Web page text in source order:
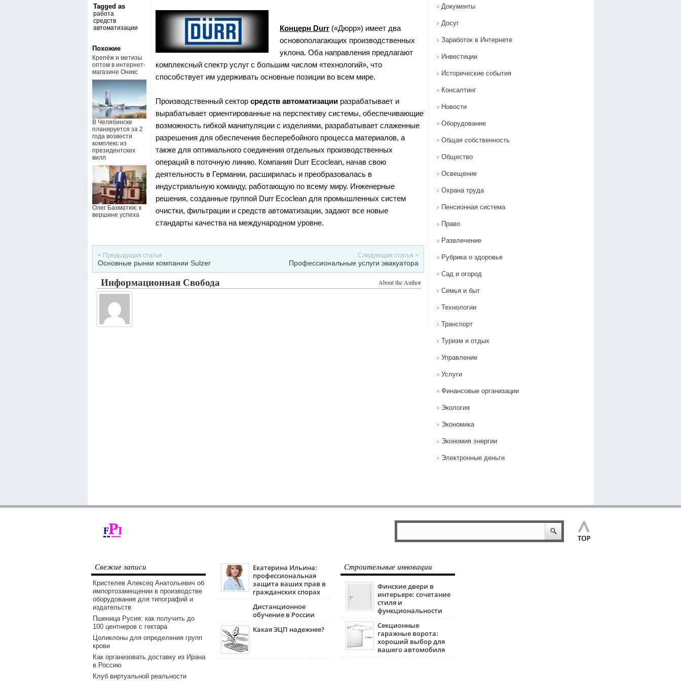
Tagged as
работа
средств
автоматизации
Похожие
Крепёж и метизы
оптом в интернет-
магазине Оникс
В Челябинске
планируется за 2
года возвести
комплекс из
президентских
вилл
Олег Бахматюк: к
вершине успеха
Концерн Durr («Дюрр») имеет два
основополагающих производственных
уклона. Оба направления предлагают
комплексный спектр услуг с большим числом «технологий», что
способствует им удерживать основные позиции во всем мире.
Производственный сектор средств автоматизацииразрабатывает и
вырабатывает ориентированные на перспективу системы, обеспечивающие
возможность гибкой манипуляции с изделиями, разрабатывает слаженные
разрешения для обеспечения бесперебойного процесса материалов, а
также для оптимального соединения отдельных производственных
операций в поточную линию. Компания Durr Ecoclean, начав свою
деятельность в Германии, расширилась и преобразовалась в
индустриальную команду, работающую по всему миру. Инженерные
решения, созданные группой Durr Ecoclean для промышленных систем
очистки, фильтрации и средств автоматизации, задают все новые
стандарты качества на международном уровне.
< Предыдущая статья
Основные рынки компании Sulzer
Следующая статья >
Профессиональные услуги эвакуатора
About the Author
Информационная Свобода
Документы
Досуг
Заработок в Интернете
Инвестиции
Исторические события
Консалтинг
Новости
Оборудование
Общая собственность
Общество
Освещение
Охрана труда
Пенсионная система
Право
Развлечение
Рубрика о здоровье
Сад и огород
Семья и быт
Технологии
Транспорт
Туризм и отдых
Управление
Услуги
Финансовые организации
Экология
Экономика
Экономия энергии
Электронные деньги
Свежие записи
Кристелев Алексеq Анатольевич об
импортозамещении в производстве
оборудования для типографий и
издательств
Пшеница Русия: как получить до
100 центнеров с гектара
Цоликлоны для определения групп
крови
Как организовать доставку из Ирана
в Россию
Клуб виртуальной реальности
Екатерина Ильина:
профессиональная
защита ваших прав в
гражданских спорах
Дистанционное
обучение в России
Какая ЭЦП надежнее?
Строительные инновации
Финские двери в
интерьере: сочетание
стиля и
функциональности
Секционные
гаражные ворота:
хороший выбор для
вашего автомобиля